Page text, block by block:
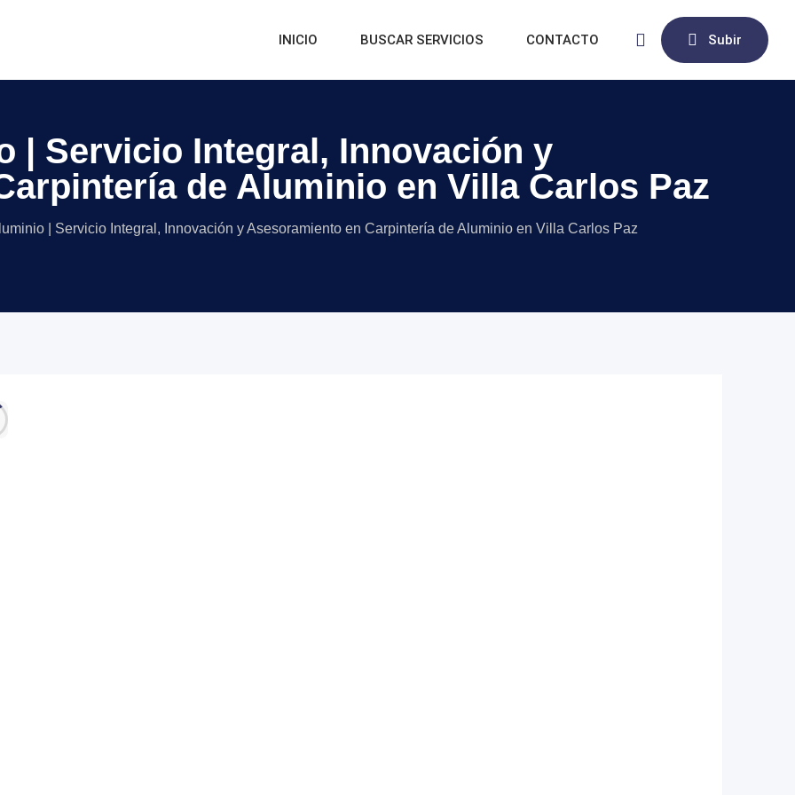
Subir
INICIO BUSCAR SERVICIOS CONTACTO
| Servicio Integral, Innovación y
de Aluminio en Villa Carlos Paz
| Servicio Integral, Innovación y Asesoramiento en Carpintería de Aluminio en Villa Carlos Paz